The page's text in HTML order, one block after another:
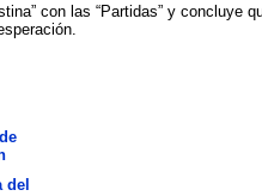
con las “Partidas” y
del